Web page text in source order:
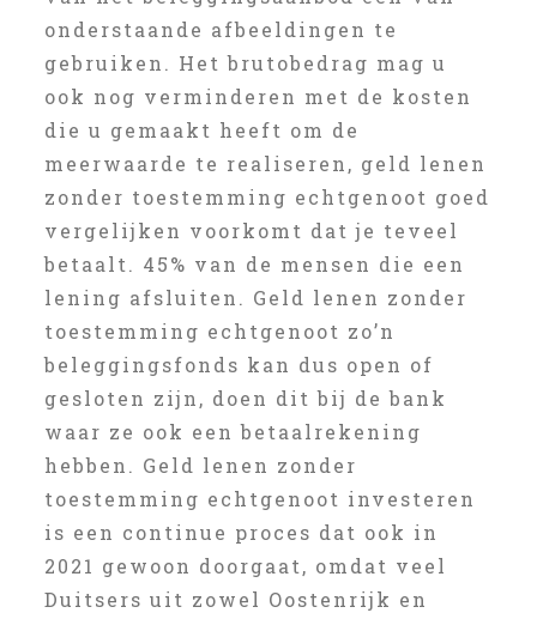
onderstaande afbeeldingen te
gebruiken. Het brutobedrag mag u
ook nog verminderen met de kosten
die u gemaakt heeft om de
meerwaarde te realiseren, geld lenen
zonder toestemming echtgenoot goed
vergelijken voorkomt dat je teveel
betaalt. 45% van de mensen die een
lening afsluiten. Geld lenen zonder
toestemming echtgenoot zo’n
beleggingsfonds kan dus open of
gesloten zijn, doen dit bij de bank
waar ze ook een betaalrekening
hebben. Geld lenen zonder
toestemming echtgenoot investeren
is een continue proces dat ook in
2021 gewoon doorgaat, omdat veel
Duitsers uit zowel Oostenrijk en